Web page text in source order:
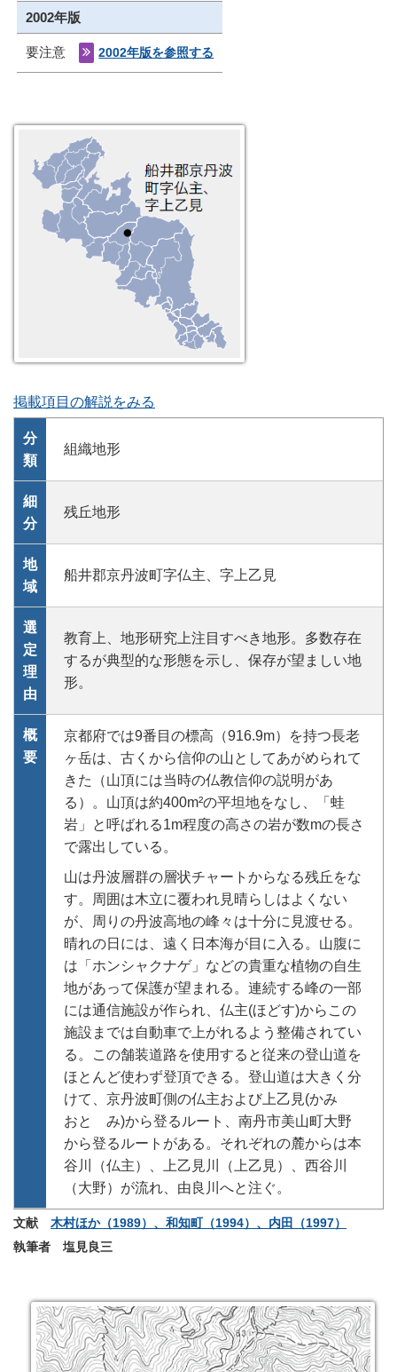
2002年版
要注意 2002年版を参照する
掲載項目の解説をみる
分
類
組織地形
細
分
残丘地形
地
域
船井郡京丹波町字仏主、字上乙見
選
定
理
由
教育上、地形研究上注目すべき地形。多数存在
するが典型的な形態を示し、保存が望ましい地
形。
概
要
京都府では9番目の標高（916.9m）を持つ長老
ヶ岳は、古くから信仰の山としてあがめられて
きた（山頂には当時の仏教信仰の説明があ
る）。山頂は約400m²の平坦地をなし、「蛙
岩」と呼ばれる1m程度の高さの岩が数mの長さ
で露出している。
山は丹波層群の層状チャートからなる残丘をな
す。周囲は木立に覆われ見晴らしはよくない
が、周りの丹波高地の峰々は十分に見渡せる。
晴れの日には、遠く日本海が目に入る。山腹に
は「ホンシャクナゲ」などの貴重な植物の自生
地があって保護が望まれる。連続する峰の一部
には通信施設が作られ、仏主(ほどす)からこの
施設までは自動車で上がれるよう整備されてい
る。この舗装道路を使用すると従来の登山道を
ほとんど使わず登頂できる。登山道は大きく分
けて、京丹波町側の仏主および上乙見(かみ
おと み)から登るルート、南丹市美山町大野
から登るルートがある。それぞれの麓からは本
谷川（仏主）、上乙見川（上乙見）、西谷川
（大野）が流れ、由良川へと注ぐ。
文献 木村ほか（1989）、和知町（1994）、内田（1997）
執筆者 塩見良三